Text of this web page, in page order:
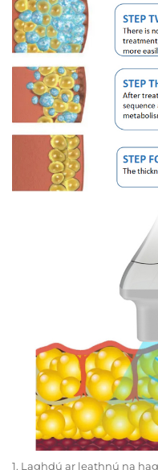
1. Laghdú ar leathnú na